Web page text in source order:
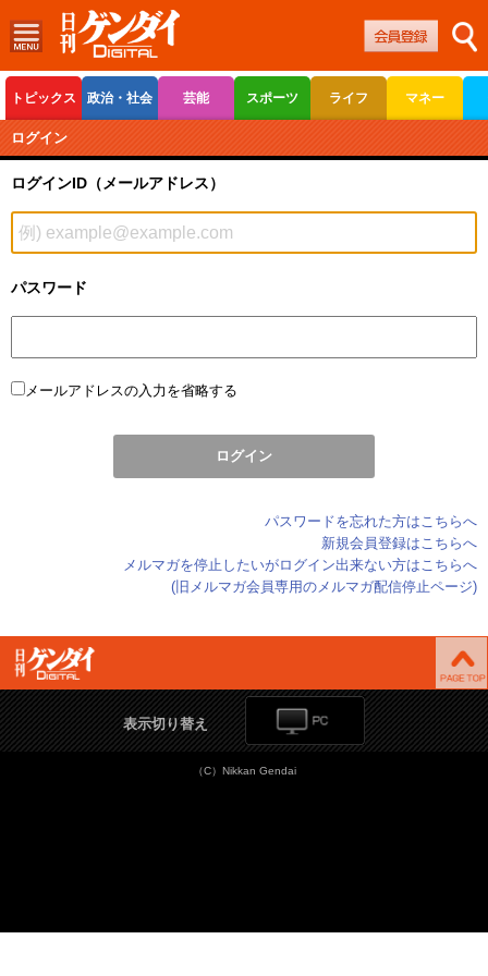
トピックス 政治・社会 芸能 スポーツ ライフ マネー
ボートレース
ログイン
ログインID（メールアドレス）
パスワード
メールアドレスの入力を省略する
パスワードを忘れた方はこちらへ
新規会員登録はこちらへ
メルマガを停止したいがログイン出来ない方はこちらへ
(旧メルマガ会員専用のメルマガ配信停止ページ)
表示切り替え
（C）Nikkan Gendai